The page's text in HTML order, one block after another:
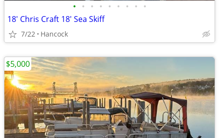
• • • • • • • • •
18' Chris Craft 18' Sea Skiff
7/22 Hancock
$5,000